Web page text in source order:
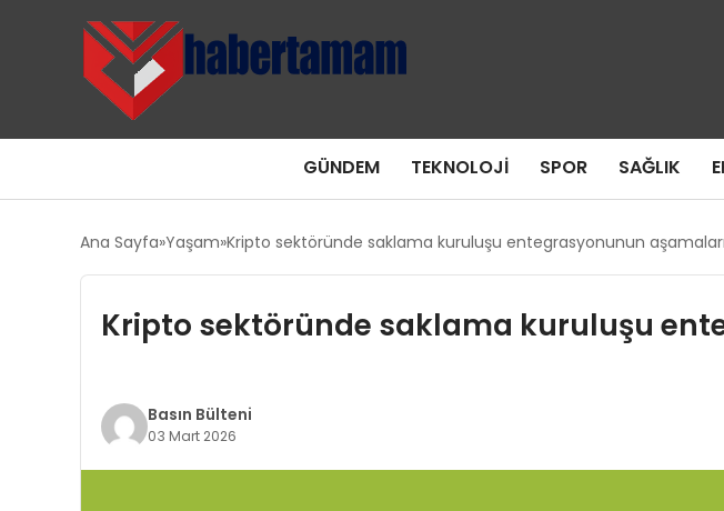
GÜNDEM TEKNOLOJI SPOR SAĞLIK
Ana Sayfa Yaşam Kripto sektöründe saklama kuruluşu entegrasyonunun aşamaları
Kripto sektöründe saklama kuruluşu
Basın Bülteni
03 Mart 2026